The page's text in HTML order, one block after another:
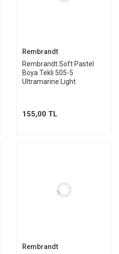
Rembrandt
Rembrandt Soft Pastel
Boya Tekli 505-5
Ultramarine Light
155,00 TL
Rembrandt